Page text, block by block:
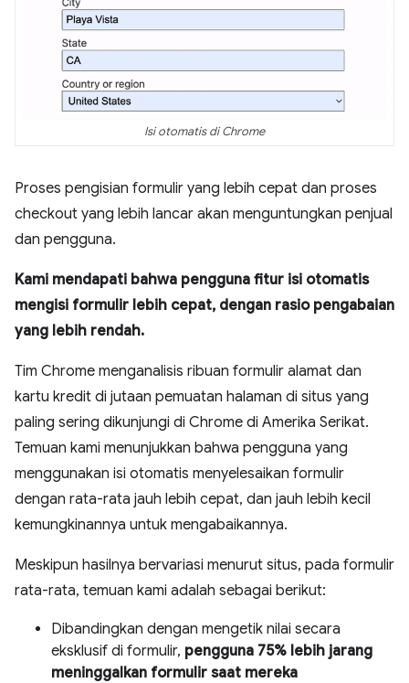
Isi otomatis di Chrome
Proses pengisian formulir yang lebih cepat dan proses
checkout yang lebih lancar akan menguntungkan penjual
dan pengguna.
Kami mendapati bahwa pengguna fitur isi otomatis
mengisi formulir lebih cepat, dengan rasio pengabaian
yang lebih rendah.
Tim Chrome menganalisis ribuan formulir alamat dan
kartu kredit di jutaan pemuatan halaman di situs yang
paling sering dikunjungi di Chrome di Amerika Serikat.
Temuan kami menunjukkan bahwa pengguna yang
menggunakan isi otomatis menyelesaikan formulir
dengan rata-rata jauh lebih cepat, dan jauh lebih kecil
kemungkinannya untuk mengabaikannya.
Meskipun hasilnya bervariasi menurut situs, pada formulir
rata-rata, temuan kami adalah sebagai berikut:
Dibandingkan dengan mengetik nilai secara
eksklusif di formulir, pengguna 75% lebih jarang
meninggalkan formulir saat mereka